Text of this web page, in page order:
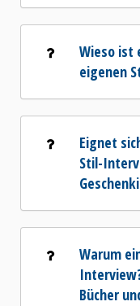
Wieso ist
eigenen
Eignet
Stil-
Warum
Bücher